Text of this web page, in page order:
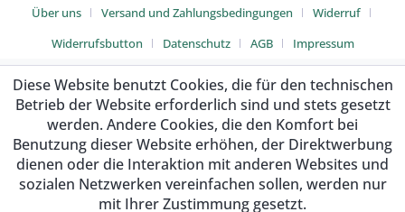
Über uns Versand und Zahlungsbedingungen
Widerruf
Widerrufsbutton
Datenschutz AGB Impressum
Diese Website benutzt Cookies, die für den technischen
Betrieb der Website erforderlich sind und stets gesetzt
werden. Andere Cookies, die den Komfort bei
Benutzung dieser Website erhöhen, der Direktwerbung
dienen oder die Interaktion mit anderen Websites und
sozialen Netzwerken vereinfachen sollen, werden nur
mit Ihrer Zustimmung gesetzt.